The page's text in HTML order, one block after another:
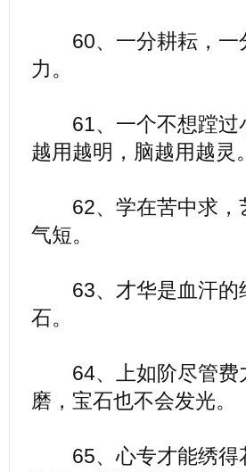
60、一分耕耘，一
力。
61、一个不想蹚过
越用越明，脑越用越灵。
62、学在苦中求，
气短。
63、才华是血汗的
石。
64、上如阶尽管费
磨，宝石也不会发光。
65、心专才能绣得